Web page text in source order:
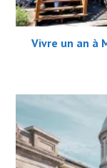
Vivre un an à